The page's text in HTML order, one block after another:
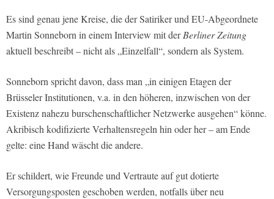
Es sind genau jene Kreise, die der Satiriker und EU-Abgeordnete
Martin Sonneborn in einem Interview mit derBerliner Zeitung
aktuell beschreibt – nicht als „Einzelfall“, sondern als System.
Sonneborn spricht davon, dass man „in einigen Etagen der
Brüsseler Institutionen, v.a. in den höheren, inzwischen von der
Existenz nahezu burschenschaftlicher Netzwerke ausgehen“ könne.
Akribisch kodifizierte Verhaltensregeln hin oder her – am Ende
gelte: eine Hand wäscht die andere.
Er schildert, wie Freunde und Vertraute auf gut dotierte
Versorgungsposten geschoben werden, notfalls über neu